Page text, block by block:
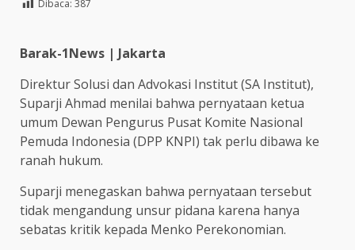
Dibaca: 387
Barak-1News | Jakarta
Direktur Solusi dan Advokasi Institut (SA Institut),
Suparji Ahmad menilai bahwa pernyataan ketua
umum Dewan Pengurus Pusat Komite Nasional
Pemuda Indonesia (DPP KNPI) tak perlu dibawa ke
ranah hukum.
Suparji menegaskan bahwa pernyataan tersebut
tidak mengandung unsur pidana karena hanya
sebatas kritik kepada Menko Perekonomian.